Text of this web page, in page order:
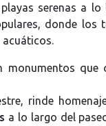
serenas a lo
donde los
monumentos que
rinde
a lo largo del